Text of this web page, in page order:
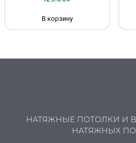
В корзину
НАТЯЖНЫЕ ПОТОЛКИ И
НАТЯЖНЫХ